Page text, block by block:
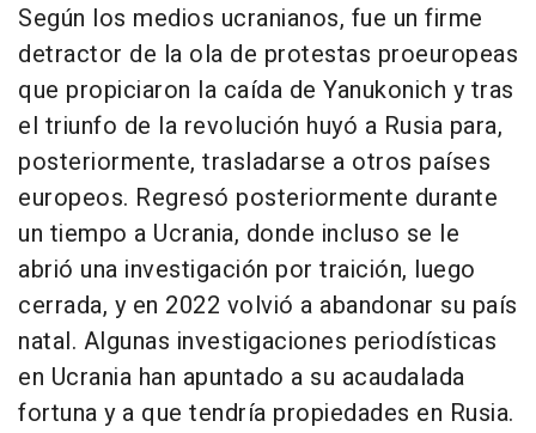
Según los medios ucranianos, fue un firme
detractor de la ola de protestas proeuropeas
que propiciaron la caída de Yanukonich y tras
el triunfo de la revolución huyó a Rusia para,
posteriormente, trasladarse a otros países
europeos. Regresó posteriormente durante
un tiempo a Ucrania, donde incluso se le
abrió una investigación por traición, luego
cerrada, y en 2022 volvió a abandonar su país
natal. Algunas investigaciones periodísticas
en Ucrania han apuntado a su acaudalada
fortuna y a que tendría propiedades en Rusia.